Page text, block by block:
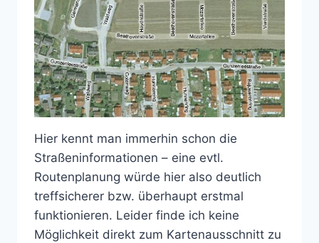
Hier kennt man immerhin schon die
Straßeninformationen – eine evtl.
Routenplanung würde hier also deutlich
treffsicherer bzw. überhaupt erstmal
funktionieren. Leider finde ich keine
Möglichkeit direkt zum Kartenausschnitt zu